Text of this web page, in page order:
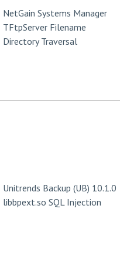
NetGain Systems Manager
TFtpServer Filename
Directory Traversal
Unitrends Backup (UB) 10.1.0
libbpext.so SQL Injection